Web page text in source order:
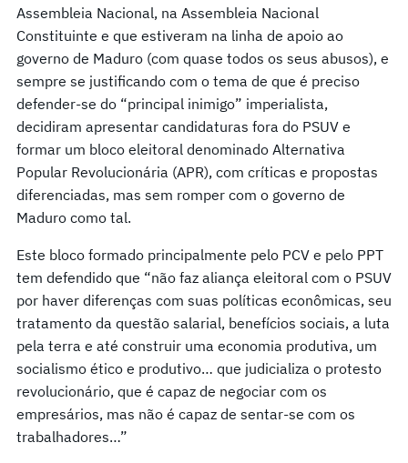
Assembleia Nacional, na Assembleia Nacional
Constituinte e que estiveram na linha de apoio ao
governo de Maduro (com quase todos os seus abusos), e
sempre se justificando com o tema de que é preciso
defender-se do “principal inimigo” imperialista,
decidiram apresentar candidaturas fora do PSUV e
formar um bloco eleitoral denominado Alternativa
Popular Revolucionária (APR), com críticas e propostas
diferenciadas, mas sem romper com o governo de
Maduro como tal.
Este bloco formado principalmente pelo PCV e pelo PPT
tem defendido que “não faz aliança eleitoral com o PSUV
por haver diferenças com suas políticas econômicas, seu
tratamento da questão salarial, benefícios sociais, a luta
pela terra e até construir uma economia produtiva, um
socialismo ético e produtivo… que judicializa o protesto
revolucionário, que é capaz de negociar com os
empresários, mas não é capaz de sentar-se com os
trabalhadores…”